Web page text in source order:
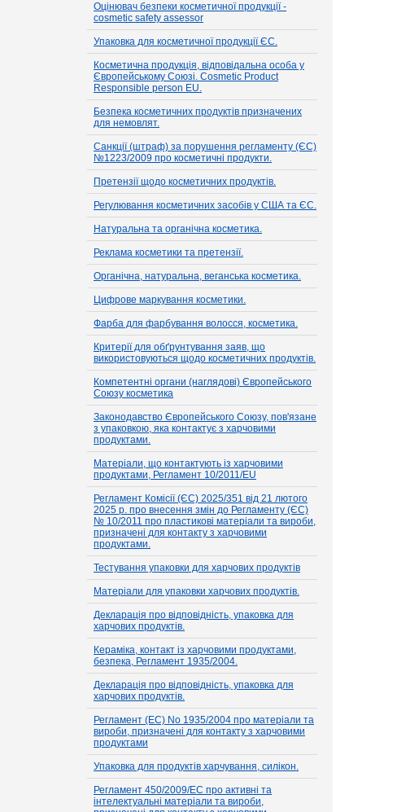
Оцінювач безпеки косметичної продукції -
cosmetic safety assessor
Упаковка для косметичної продукції ЄС.
Косметична продукція, відповідальна особа у
Європейському Союзі. Cosmetic Product
Responsible person EU.
Безпека косметичних продуктів призначених
для немовлят.
Санкції (штраф) за порушення регламенту (ЄС)
№1223/2009 про косметичні продукти.
Претензії щодо косметичних продуктів.
Регулювання косметичних засобів у США та ЄС.
Натуральна та органічна косметика.
Реклама косметики та претензії.
Органічна, натуральна, веганська косметика.
Цифрове маркування косметики.
Фарба для фарбування волосся, косметика.
Критерії для обґрунтування заяв, що
використовуються щодо косметичних продуктів.
Компетентні органи (наглядові) Європейського
Союзу косметика
Законодавство Європейського Союзу, пов'язане
з упаковкою, яка контактує з харчовими
продуктами.
Матеріали, що контактують із харчовими
продуктами, Регламент 10/2011/EU
Регламент Комісії (ЄС) 2025/351 від 21 лютого
2025 р. про внесення змін до Регламенту (ЄС)
№ 10/2011 про пластикові матеріали та вироби,
призначені для контакту з харчовими
продуктами.
Тестування упаковки для харчових продуктів
Матеріали для упаковки харчових продуктів.
Декларація про відповідність, упаковка для
харчових продуктів.
Кераміка, контакт із харчовими продуктами,
безпека, Регламент 1935/2004.
Декларація про відповідність, упаковка для
харчових продуктів.
Регламент (EC) No 1935/2004 про матеріали та
вироби, призначені для контакту з харчовими
продуктами
Упаковка для продуктів харчування, силікон.
Регламент 450/2009/EC про активні та
інтелектуальні матеріали та вироби,